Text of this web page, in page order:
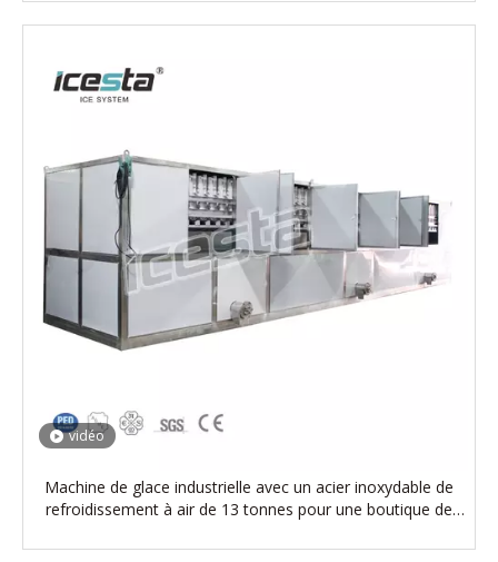
vidéo
Machine de glace industrielle avec un acier inoxydable de
refroidissement à air de 13 tonnes pour une boutique de